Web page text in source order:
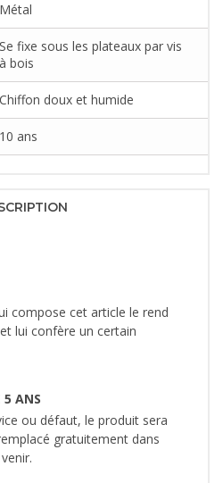
Métal
Se fixe sous les plateaux par vis
à bois
Chiffon doux et humide
10 ans
compose cet article le rend
lui confère un certain
5 ANS
ou défaut, le produit sera
gratuitement dans